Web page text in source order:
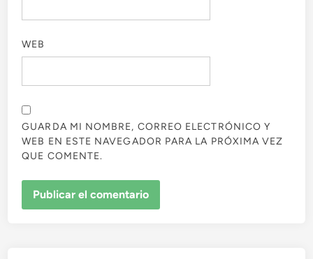
WEB
GUARDA MI NOMBRE, CORREO ELECTRÓNICO Y
WEB EN ESTE NAVEGADOR PARA LA PRÓXIMA VEZ
QUE COMENTE.